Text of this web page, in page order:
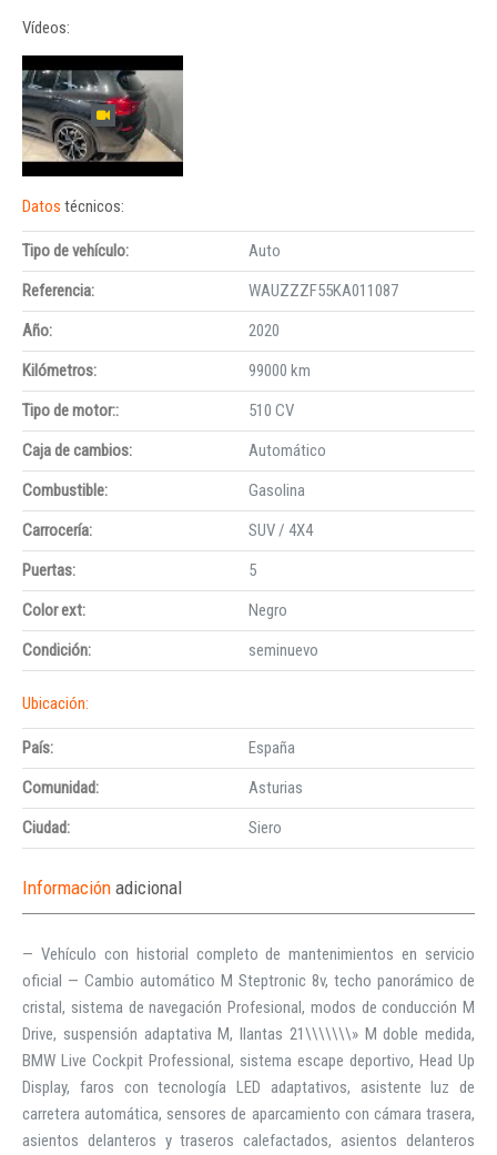
Vídeos:
Datos técnicos:
Tipo de vehículo:
Auto
Referencia:
WAUZZZF55KA011087
Año:
2020
Kilómetros:
99000 km
Tipo de motor::
510 CV
Caja de cambios:
Automático
Combustible:
Gasolina
Carrocería:
SUV / 4X4
Puertas:
5
Color ext:
Negro
Condición:
seminuevo
Ubicación:
País:
España
Comunidad:
Asturias
Ciudad:
Siero
Información adicional
— Vehículo con historial completo de mantenimientos en servicio
oficial — Cambio automático M Steptronic 8v, techo panorámico de
cristal, sistema de navegación Profesional, modos de conducción M
Drive, suspensión adaptativa M, llantas 21\\\\\\\» M doble medida,
BMW Live Cockpit Professional, sistema escape deportivo, Head Up
Display, faros con tecnología LED adaptativos, asistente luz de
carretera automática, sensores de aparcamiento con cámara trasera,
asientos delanteros y traseros calefactados, asientos delanteros